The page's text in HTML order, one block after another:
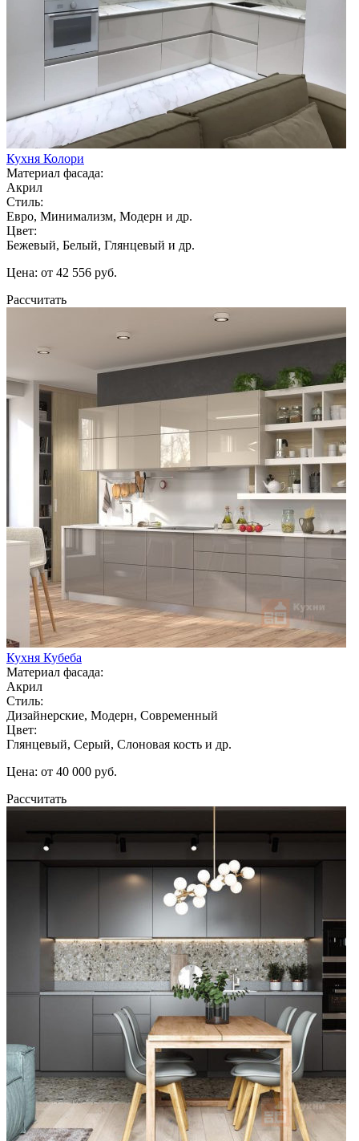
Кухня Колори
Материал фасада:
Акрил
Стиль:
Евро, Минимализм, Модерн и др.
Цвет:
Бежевый, Белый, Глянцевый и др.
Цена: от 42 556 руб.
Рассчитать
Кухня Кубеба
Материал фасада:
Акрил
Стиль:
Дизайнерские, Модерн, Современный
Цвет:
Глянцевый, Серый, Слоновая кость и др.
Цена: от 40 000 руб.
Рассчитать